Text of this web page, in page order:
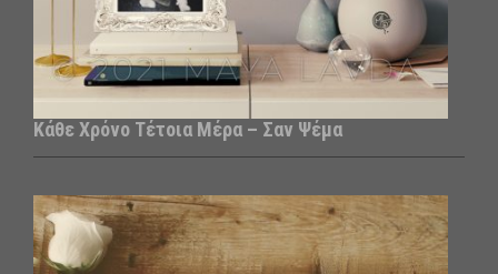
Κάθε Χρόνο Τέτοια Μέρα – Σαν Ψέμα